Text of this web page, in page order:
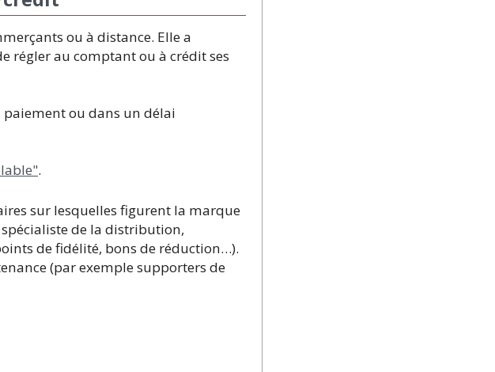
ou à distance. Elle a
régler au comptant ou à crédit ses
paiement ou dans un délai
.
sur lesquelles figurent la marque
de la distribution,
de fidélité, bons de réduction…).
(par exemple supporters de